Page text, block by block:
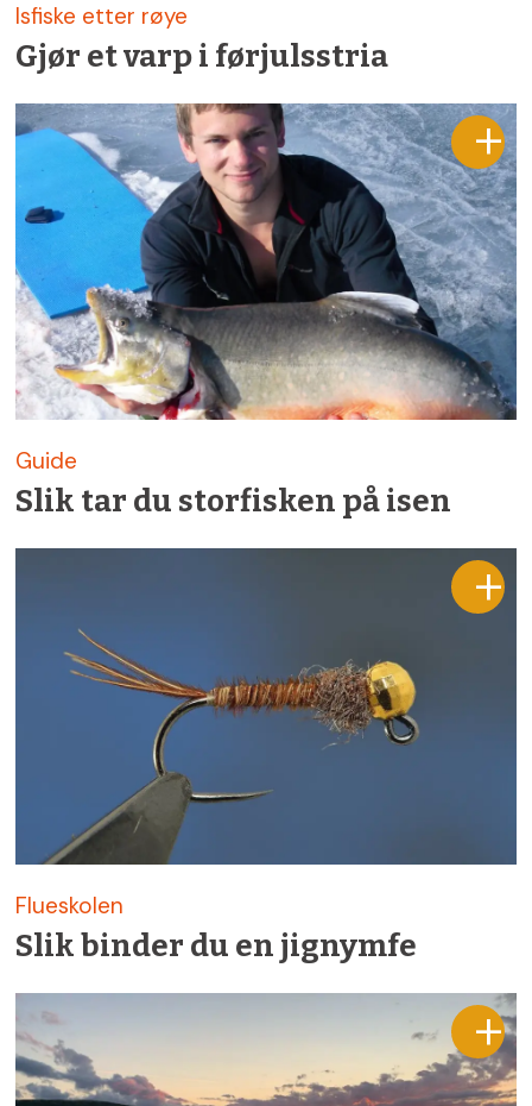
Isfiske etter røye
Gjør et varp i førjulsstria
Guide
Slik tar du storfisken på isen
Flueskolen
Slik binder du en jignymfe